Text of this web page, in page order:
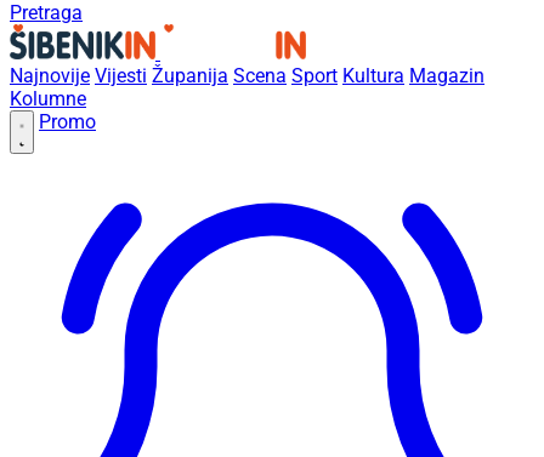
Pretraga
Najnovije Vijesti Županija Scena Sport Kultura Magazin
Kolumne
Promo